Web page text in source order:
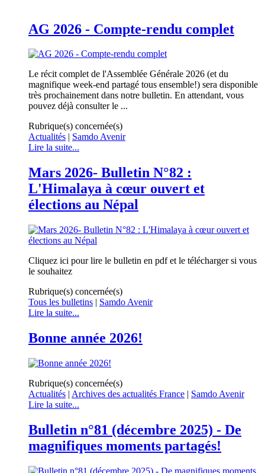
AG 2026 - Compte-rendu complet
Le récit complet de l'Assemblée Générale 2026 (et du
magnifique week-end partagé tous ensemble!) sera disponible
très prochainement dans notre bulletin. En attendant, vous
pouvez déjà consulter le ...
Rubrique(s) concernée(s)
Actualités | Samdo Avenir
Lire la suite...
Mars 2026- Bulletin N°82 :
L'Himalaya à cœur ouvert et
élections au Népal
Cliquez ici pour lire le bulletin en pdf et le télécharger si vous
le souhaitez
Rubrique(s) concernée(s)
Tous les bulletins | Samdo Avenir
Lire la suite...
Bonne année 2026!
Rubrique(s) concernée(s)
Actualités | Archives des actualités France | Samdo Avenir
Lire la suite...
Bulletin n°81 (décembre 2025) - De
magnifiques moments partagés!